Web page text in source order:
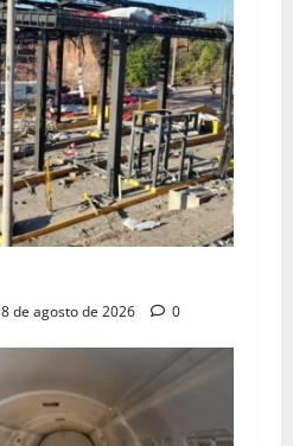
8 de agosto de 2026 0